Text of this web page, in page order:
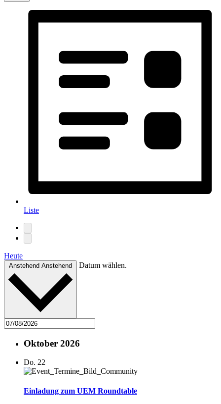
Liste
Heute
Anstehend Anstehend Datum wählen.
Oktober 2026
Do. 22
Einladung zum UEM Roundtable